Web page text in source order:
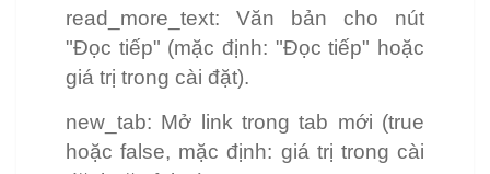
read_more_text: Văn bản cho nút
"Đọc tiếp" (mặc định: "Đọc tiếp" hoặc
giá trị trong cài đặt).
new_tab: Mở link trong tab mới (true
hoặc false, mặc định: giá trị trong cài